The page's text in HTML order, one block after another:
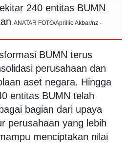
240 entitas BUMN
. ANATAR FOTO/Aprillio Akbar/nz -
BUMN terus
perusahaan dan
aset negara. Hingga
entitas BUMN telah
bagian dari upaya
perusahaan yang lebih
menciptakan nilai